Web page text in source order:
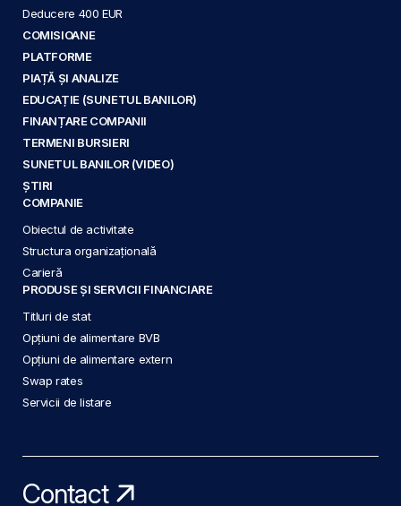
Deducere 400 EUR
COMISIOANE
PLATFORME
PIAȚĂ ȘI ANALIZE
EDUCAȚIE (SUNETUL BANILOR)
FINANȚARE COMPANII
TERMENI BURSIERI
SUNETUL BANILOR (VIDEO)
ȘTIRI
COMPANIE
Obiectul de activitate
Structura organizațională
Carieră
PRODUSE ȘI SERVICII FINANCIARE
Titluri de stat
Opțiuni de alimentare BVB
Opțiuni de alimentare extern
Swap rates
Servicii de listare
Contact